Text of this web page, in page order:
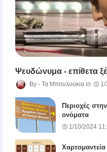
Ψευδώνυμα - επίθετα
Τα Μπουλούκια
Περιοχές
ονόματα
1/10/2024